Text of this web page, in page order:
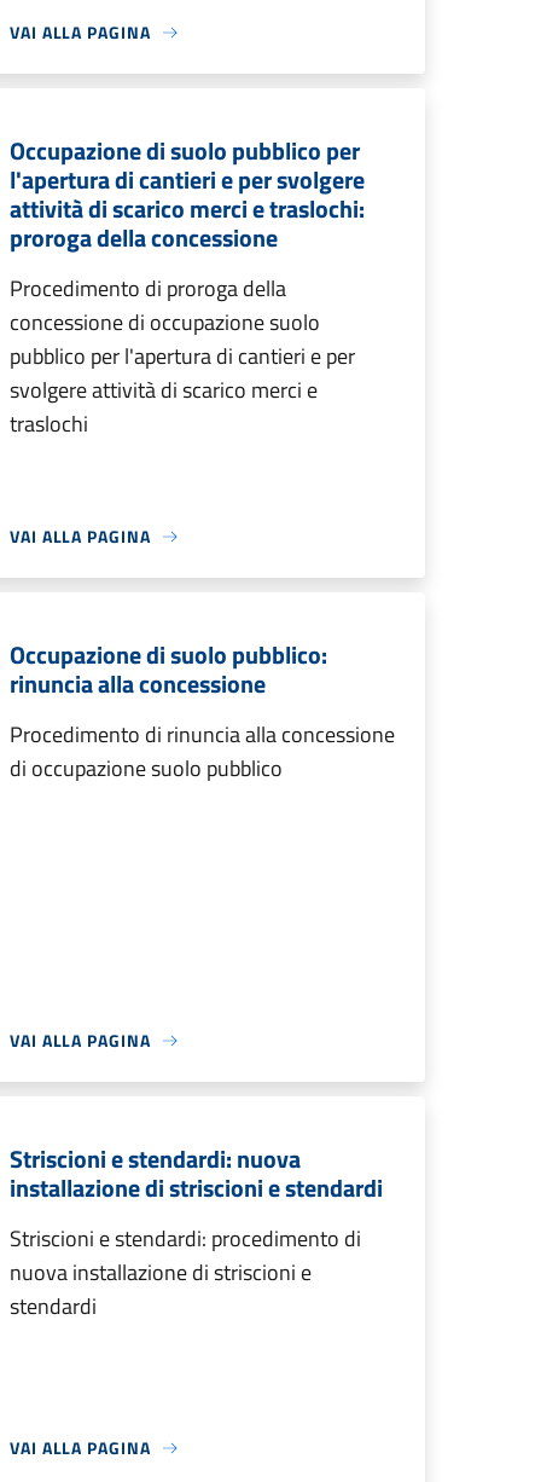
VAI ALLA PAGINA
Occupazione di suolo pubblico per
l'apertura di cantieri e per svolgere
attività di scarico merci e traslochi:
proroga della concessione
Procedimento di proroga della
concessione di occupazione suolo
pubblico per l'apertura di cantieri e per
svolgere attività di scarico merci e
traslochi
VAI ALLA PAGINA
Occupazione di suolo pubblico:
rinuncia alla concessione
Procedimento di rinuncia alla concessione
di occupazione suolo pubblico
VAI ALLA PAGINA
Striscioni e stendardi: nuova
installazione di striscioni e stendardi
Striscioni e stendardi: procedimento di
nuova installazione di striscioni e
stendardi
VAI ALLA PAGINA